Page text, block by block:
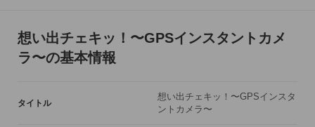
・メッセージ挿入機能！(フォント数69,文字色56色)
・スタンプ挿入機能
・フレーム色変更機能(枠色56色)
・目がハート機能(顔認識)
・SNS投稿機能(Facebook/twitter/instagram/Line)
想い出チェキッ！〜GPSインスタントカメ
ラ〜の基本情報
タイトル
想い出チェキッ！〜GPSインスタ
ントカメラ〜